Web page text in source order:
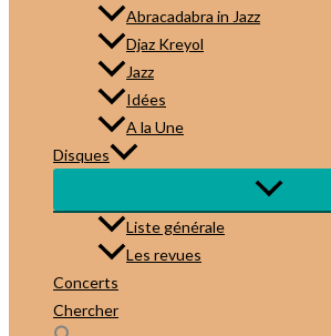
Abracadabra in Jazz
Djaz Kreyol
Jazz
Idées
A la Une
Disques
Liste générale
Les revues
Concerts
Chercher